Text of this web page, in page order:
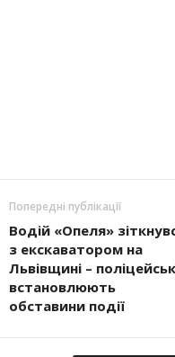
Попередні публікації
Водій «Опеля»
з екскаватором на
Львівщині –
встановлюють
обставини події